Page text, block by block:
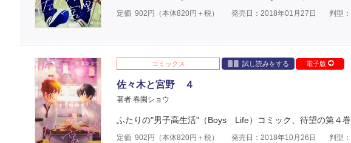
定価 902 円（本体820円＋税） 発売日：2018年01月27日 判型
コミックス 試し読みをする 電子版
佐々木と宮野 ４
著者 春園ショウ
ふたりの"男子高生活"（Boys Life）コミック、待望の第４巻
定価 902 円（本体820円＋税） 発売日：2018年10月26日 判型